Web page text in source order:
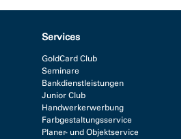
Services
GoldCard Club
Seminare
Bankdienstleistungen
Junior Club
Handwerkerwerbung
Farbgestaltungsservice
Planer- und Objektservice